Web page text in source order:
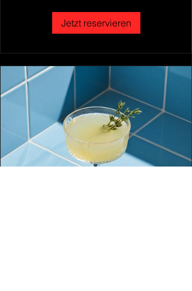
Jetzt reservieren